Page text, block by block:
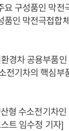
구성품인 막
인 막전극접합
경차 공용부품
전기차의 핵심
형 수소전기차
트 임수정 기자]